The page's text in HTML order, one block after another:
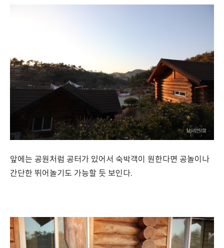
앞에는 공원처럼 공터가 있어서 숙박객이 원한다면 공놀이나
간단한 뛰어놀기도 가능할 듯 보인다.